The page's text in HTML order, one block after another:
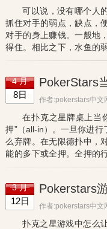
可以说，没有哪个人
抓住对手的弱点，缺点，
对手的身上赚钱。一般地
得住。相比之下，水鱼的
体育竞技，也不是武术切
4 月
8日
PokerStars
作者:pokerstars中文
在扑克之星牌桌上当
押”（all-in）。一旦你进
么弃牌。在无限德扑中，
能的多下或全押。全押的
其中也不排除存在诈唬或
3 月
12日 作者:pokerstars中文
扑克之星游戏中怎么